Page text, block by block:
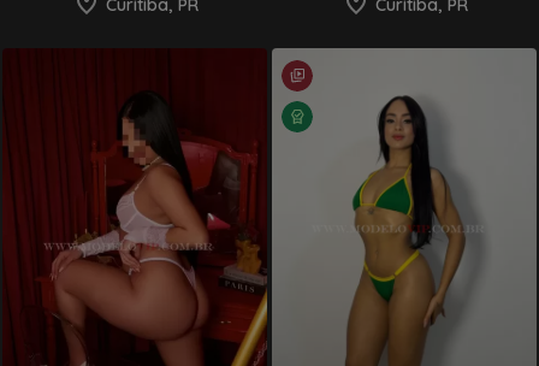
Curitiba, PR Curitiba, PR